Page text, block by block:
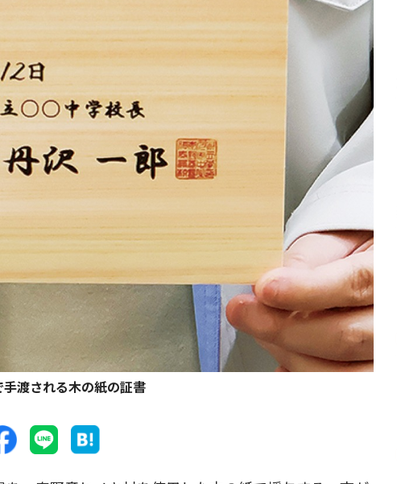
渡される木の紙の証書